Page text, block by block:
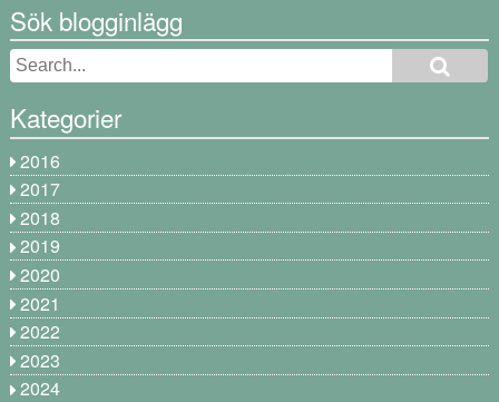
Sök blogginlägg
Kategorier
2016
2017
2018
2019
2020
2021
2022
2023
2024